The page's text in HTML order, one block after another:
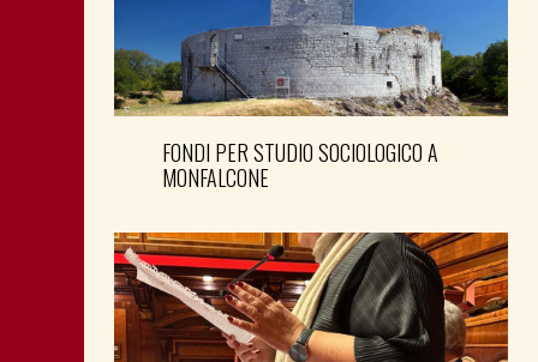
FONDI PER STUDIO SOCIOLOGICO A
MONFALCONE